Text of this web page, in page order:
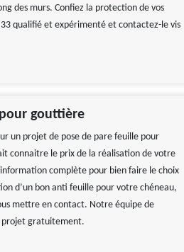
des murs. Confiez la protection de vos
qualifié et expérimenté et contactez-le vis
gouttière
un projet de pose de pare feuille pour
connaitre le prix de la réalisation de votre
complète pour bien faire le choix
d’un bon anti feuille pour votre chéneau,
mettre en contact. Notre équipe de
projet gratuitement.